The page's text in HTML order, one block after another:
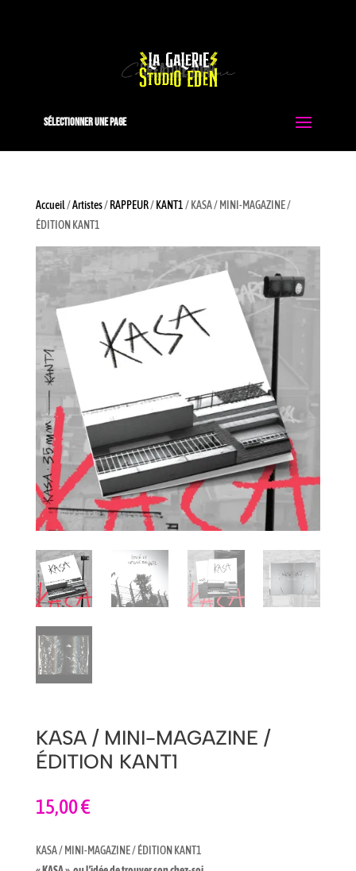
Sélectionner une page
Accueil/Artistes/ RAPPEUR/ KANT1/ KASA / MINI-MAGAZINE /
ÉDITION KANT1
KASA / MINI-MAGAZINE /
ÉDITION KANT1
15,00€
KASA / MINI-MAGAZINE / ÉDITION KANT1